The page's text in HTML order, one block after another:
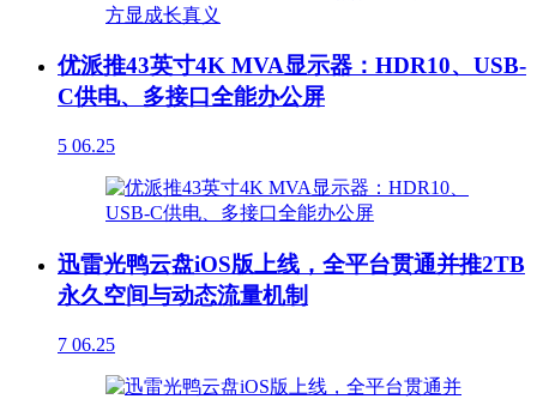
优派推43英寸4K MVA显示器：HDR10、USB-
C供电、多接口全能办公屏
5 06.25
迅雷光鸭云盘iOS版上线，全平台贯通并推2TB
永久空间与动态流量机制
7 06.25